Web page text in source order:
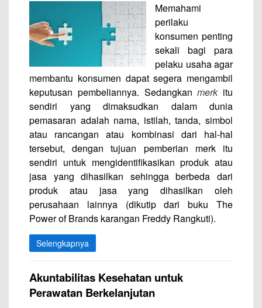
Memahami
perilaku
konsumen penting
sekali bagi para
pelaku usaha agar
membantu konsumen dapat segera mengambil
keputusan pembeliannya. Sedangkanmerk itu
sendiri yang dimaksudkan dalam dunia
pemasaran adalah nama, istilah, tanda, simbol
atau rancangan atau kombinasi dari hal-hal
tersebut, dengan tujuan pemberian merk itu
sendiri untuk mengidentifikasikan produk atau
jasa yang dihasilkan sehingga berbeda dari
produk atau jasa yang dihasilkan oleh
perusahaan lainnya (dikutip dari buku The
Power of Brands karangan Freddy Rangkuti).
Selengkapnya
Akuntabilitas Kesehatan untuk
Perawatan Berkelanjutan